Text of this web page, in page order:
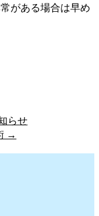
がある場合は早め
らせ
→